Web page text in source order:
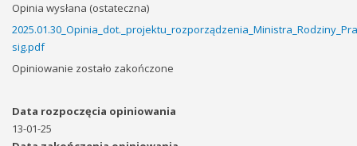
Opinia wysłana (ostateczna)
sig.pdf
Opiniowanie zostało zakończone
Data rozpoczęcia opiniowania
13-01-25